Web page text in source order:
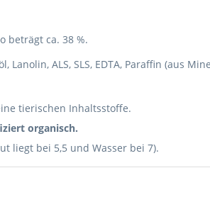
beträgt ca. 38 %.
Lanolin, ALS, SLS, EDTA, Paraffin (aus
tierischen Inhaltsstoffe.
organisch.
liegt bei 5,5 und Wasser bei 7).